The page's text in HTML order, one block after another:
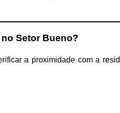
Setor Bueno?
a proximidade com a